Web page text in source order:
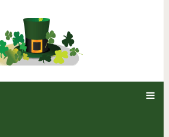
Мелатонин — причина